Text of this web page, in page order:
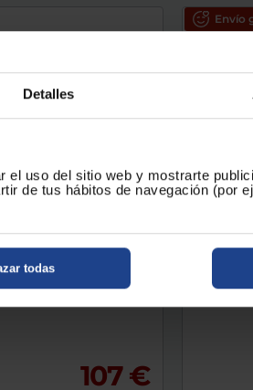
Detalles
uso del sitio web y mostrarte
de tus hábitos de navegación (por
todas
LINK ARCHER BE230
107 €
Envío
Exclusivo
Router